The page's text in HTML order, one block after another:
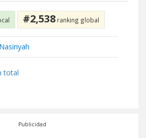
#2,538 ranking global
Nasiriyah
total
Publicidad